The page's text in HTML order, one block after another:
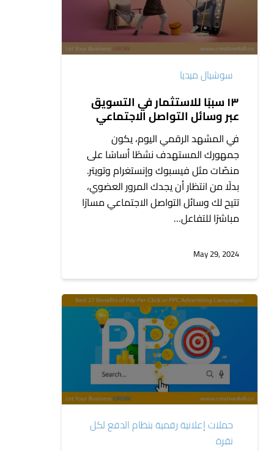
وسائل
الاجتماعيسوشيال ميديا
١٣ سببًا للاستثمار في التسويق
عبر وسائل التواصل الاجتماعي
في المشهد الرقمي اليوم، يكون
جمهورك المستهدف نشطًا أساسًا على
منصّات مثل فيسبوك وإنستغرام وتويتر.
بدلًا من انتظار أن يجدك المرور العضوي،
تتيح لك وسائل التواصل الاجتماعي مسارًا
مباشرًا للتفاعل…
May 29, 2024
أفضل
الإعلانات
الدفع
حملات إعلانية رقمية بنظام الدفع لكل
نقرة